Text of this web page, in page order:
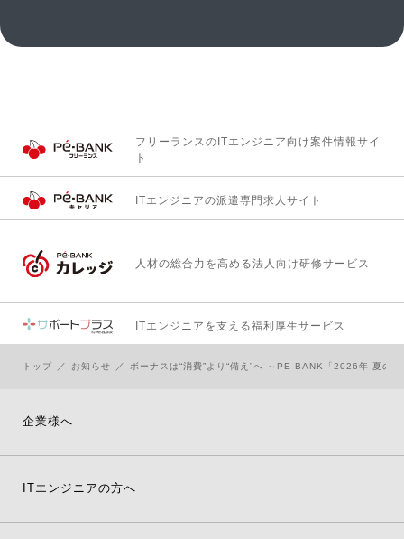
フリーランスのITエンジニア向け案件情報サイ
ト
ITエンジニアの派遣専門求人サイト
人材の総合力を高める法人向け研修サービス
ITエンジニアを支える福利厚生サービス
トップ お知らせ ボーナスは“消費”より“備え”へ ～PE-BANK「2026年 夏の
企業様へ
ITエンジニアの方へ